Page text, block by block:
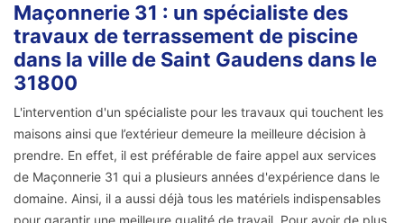
Maçonnerie 31 : un spécialiste des
travaux de terrassement de piscine
dans la ville de Saint Gaudens dans le
31800
L'intervention d'un spécialiste pour les travaux qui touchent les
maisons ainsi que l’extérieur demeure la meilleure décision à
prendre. En effet, il est préférable de faire appel aux services
de Maçonnerie 31 qui a plusieurs années d'expérience dans le
domaine. Ainsi, il a aussi déjà tous les matériels indispensables